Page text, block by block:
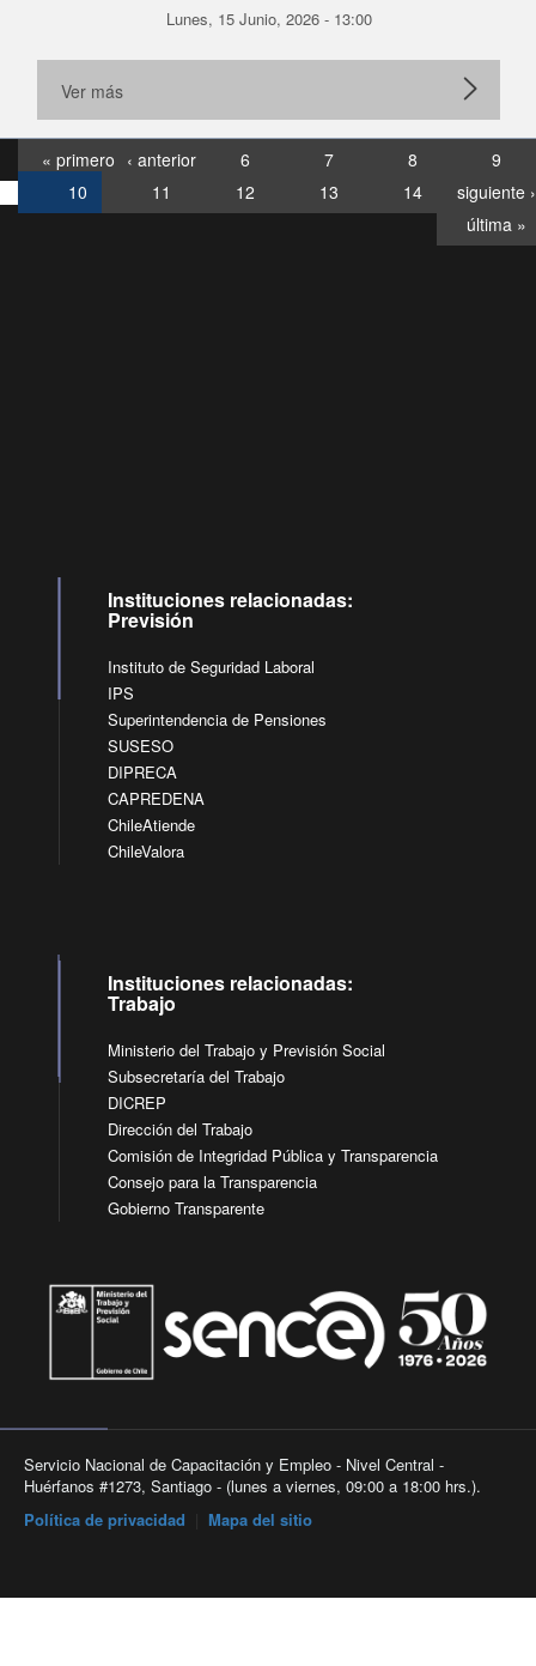
Lunes, 15 Junio, 2026 - 13:00
Ver más
« primero ‹ anterior 6 7 8
9
10
11 12 13 14
siguiente ›
última »
Instituciones relacionadas:
Previsión
Instituto de Seguridad Laboral
IPS
Superintendencia de Pensiones
SUSESO
DIPRECA
CAPREDENA
ChileAtiende
ChileValora
Instituciones relacionadas:
Trabajo
Ministerio del Trabajo y Previsión Social
Subsecretaría del Trabajo
DICREP
Dirección del Trabajo
Comisión de Integridad Pública y Transparencia
Consejo para la Transparencia
Gobierno Transparente
Servicio Nacional de Capacitación y Empleo - Nivel Central -
Huérfanos #1273, Santiago - (lunes a viernes, 09:00 a 18:00 hrs.).
Política de privacidad
Mapa del sitio